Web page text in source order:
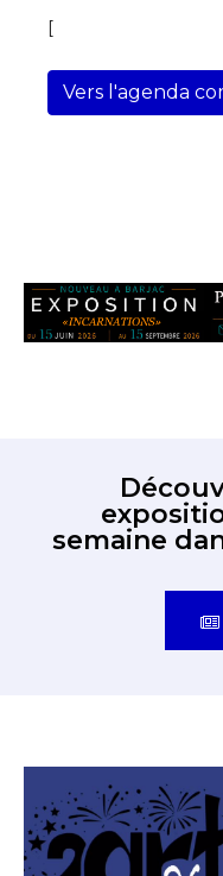
[
Vers l'agenda
semaine